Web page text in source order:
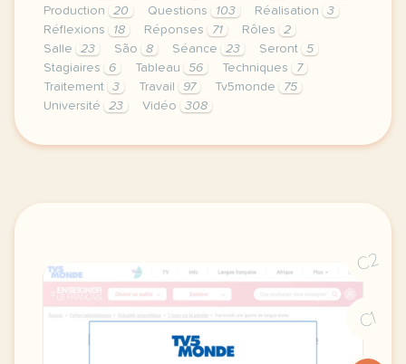
Production
20 Questions 103 Réalisation
3
Réflexions
18 Réponses 71 Rôles
2
Salle
23 São 8 Séance 23 Seront
5
Stagiaires
6 Tableau 56 Techniques
7
Traitement
3 Travail 97 Tv5monde
75
Université
23 Vidéo 308
le respect de votre vie privee est une priorite
C2
C1